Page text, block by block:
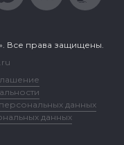
Все права защищены.
данных
данных